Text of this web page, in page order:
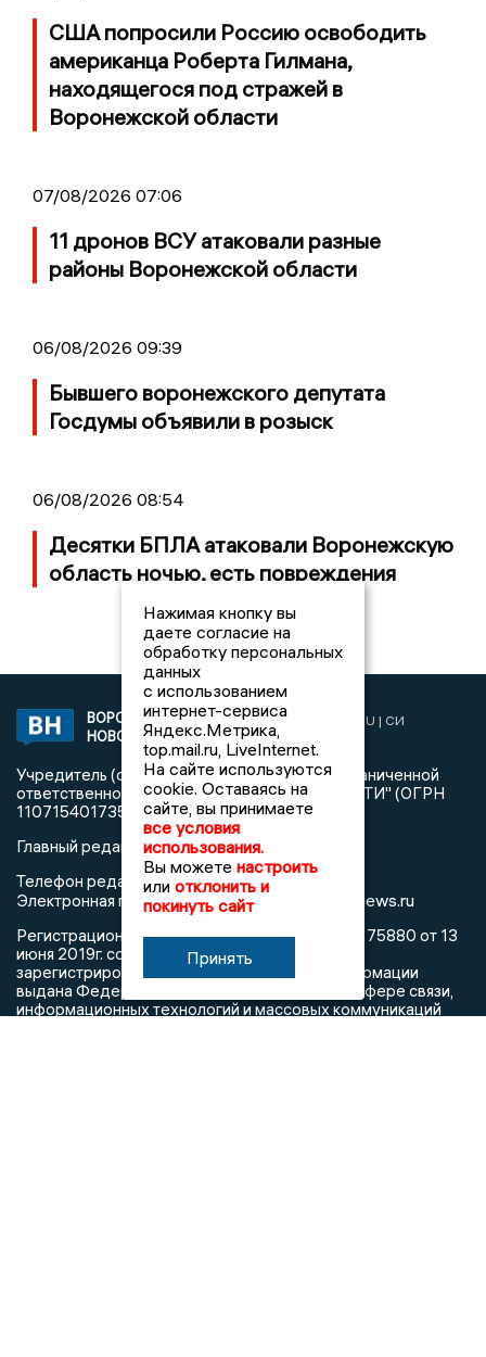
США попросили Россию освободить
американца Роберта Гилмана,
находящегося под стражей в
Воронежской области
07/08/2026 07:06
11 дронов ВСУ атаковали разные
районы Воронежской области
06/08/2026 09:39
Бывшего воронежского депутата
Госдумы объявили в розыск
06/08/2026 08:54
Десятки БПЛА атаковали Воронежскую
область ночью, есть повреждения
ВОРОНЕЖСКИЕ
НОВОСТИ
2019 © VORONEZHNEWS.RU | СИ
«Воронежские новости»
Учредитель (соучредители): Общество с ограниченной
ответственностью "РЕГИОНАЛЬНЫЕ НОВОСТИ" (ОГРН
1107154017354)
Главный редактор: Пирогов А.А.
Телефон редакции: +7 (473) 262 77 92
Электронная почта редакции:info@voronezhnews.ru
Регистрационный номер: серия Эл № ФС 77 - 75880 от 13
июня 2019г. согласно выписке из реестра
зарегистрированных средств массовой информации
выдана Федеральной службой по надзору в сфере связи,
информационных технологий и массовых коммуникаций
Нажимая кнопку вы
даете согласие на
обработку персональных
данных
с использованием
интернет-сервиса
Яндекс.Метрика,
top.mail.ru, LiveInternet.
На сайте используются
cookie. Оставаясь на
сайте, вы принимаете
все условия
использования.
Вы можете настроить
или отклонить и
покинуть сайт
Принять